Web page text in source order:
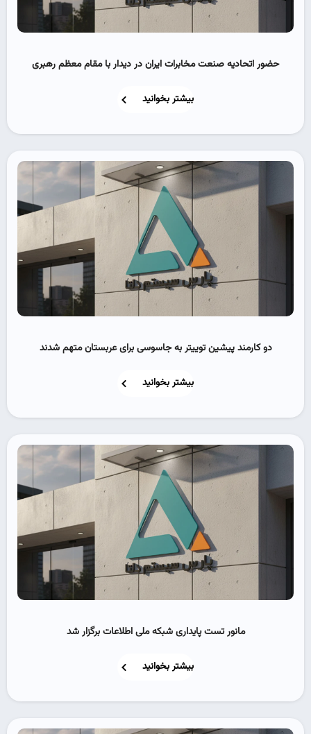
حضور اتحادیه صنعت مخابرات ایران در دیدار با مقام معظم رهبری
بیشتر بخوانید
دو کارمند پیشین توییتر به جاسوسی برای عربستان متهم شدند
بیشتر بخوانید
مانور تست پایداری شبکه ملی اطلاعات برگزار شد
بیشتر بخوانید